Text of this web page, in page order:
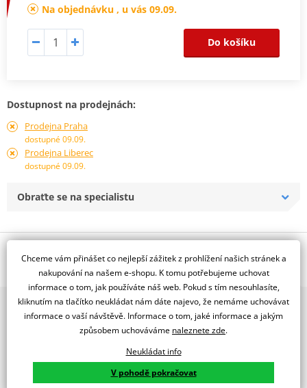
Na objednávku , u vás 09.09.
Do košíku
Dostupnost na prodejnách:
Prodejna Praha
dostupné 09.09.
Prodejna Liberec
dostupné 09.09.
Obraťte se na specialistu
Jsme autorizovaný
dealer značky RDMOTO
BMW R1200 GS / Adventure (04-07) original lower CF
Padací rámy RDMOTO nabízí maximální ochranu Vašeho
Vyráběné z kvalitního materiálu.
"Testováno zákazníky"
2x multibrand showroom
9 značek motocyklů, servis, oblečení, doplňky i náhradní
díly, to vše v Praze a Liberci
Více než 30 let zkušeností
Za řídítky motorek, v servisu i prodeji moto vybavení
Chceme vám přinášet co nejlepší zážitek z prohlížení našich stránek a
nakupování na našem e-shopu. K tomu potřebujeme uchovat
informace o tom, jak používáte náš web. Pokud s tím nesouhlasíte,
kliknutím na tlačítko neukládat nám dáte najevo, že nemáme uchovávat
informace o vaší návštěvě. Informace o tom, jaké informace a jakým
způsobem uchováváme naleznete zde.
Neukládat info
V pohodě pokračovat